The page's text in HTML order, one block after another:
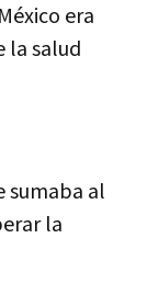
era
la salud
sumaba al
la